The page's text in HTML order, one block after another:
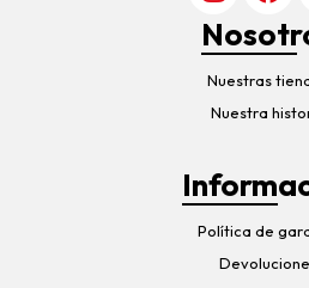
Nuestras
Nuestra
Política de